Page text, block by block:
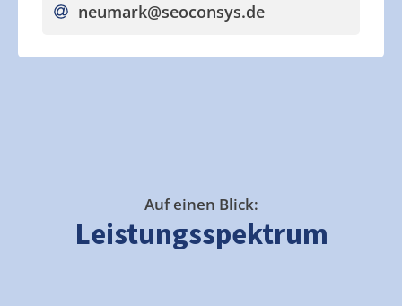
neumark@seoconsys.de
Auf einen Blick:
Leistungsspektrum